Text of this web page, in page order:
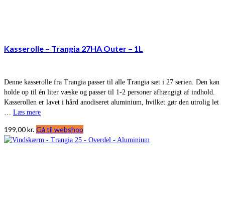
Kasserolle – Trangia 27HA Outer – 1L
Denne kasserolle fra Trangia passer til alle Trangia sæt i 27 serien. Den kan
holde op til én liter væske og passer til 1-2 personer afhængigt af indhold.
Kasserollen er lavet i hård anodiseret aluminium, hvilket gør den utrolig let
Læs mere
199,00kr. Gå til webshop